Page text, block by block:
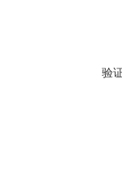
验